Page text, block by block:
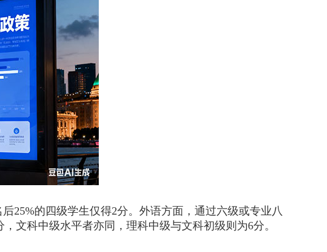
的四级学生仅得2分。外语方面，通过六级或专业八
文科中级水平者亦同，理科中级与文科初级则为6分。